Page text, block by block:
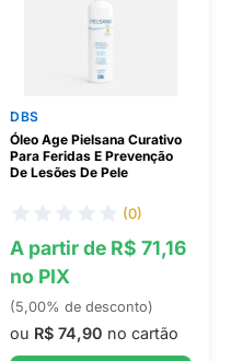
DBS
Óleo Age Pielsana Curativo
Para Feridas E Prevenção
De Lesões De Pele
(0)
A partir de R$ 71,16
no PIX
(5,00% de desconto)
ou R$ 74,90 no cartão